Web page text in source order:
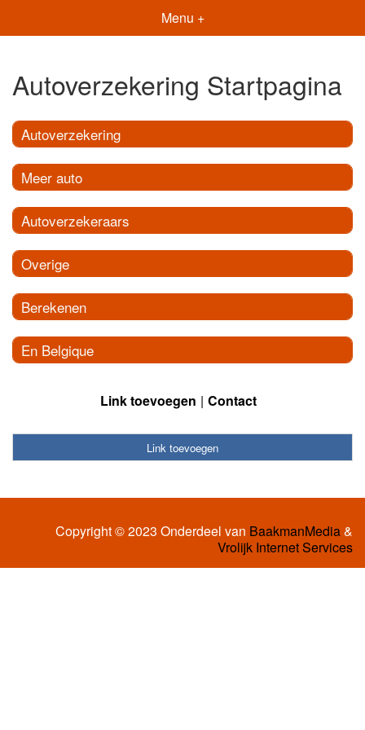
Menu +
Autoverzekering Startpagina
Autoverzekering
Meer auto
Autoverzekeraars
Overige
Berekenen
En Belgique
Link toevoegen Contact
Link toevoegen
Copyright © 2023 Onderdeel van BaakmanMedia&
Vrolijk Internet Services